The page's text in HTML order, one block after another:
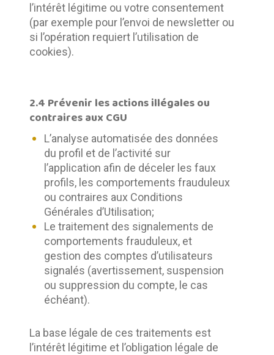
l’intérêt légitime ou votre consentement
(par exemple pour l’envoi de newsletter ou
si l’opération requiert l’utilisation de
cookies).
2.4 Prévenir les actions illégales ou
contraires aux CGU
L’analyse automatisée des données
du profil et de l’activité sur
l’application afin de déceler les faux
profils, les comportements frauduleux
ou contraires aux Conditions
Générales d’Utilisation;
Le traitement des signalements de
comportements frauduleux, et
gestion des comptes d’utilisateurs
signalés (avertissement, suspension
ou suppression du compte, le cas
échéant).
La base légale de ces traitements est
l’intérêt légitime et l’obligation légale de